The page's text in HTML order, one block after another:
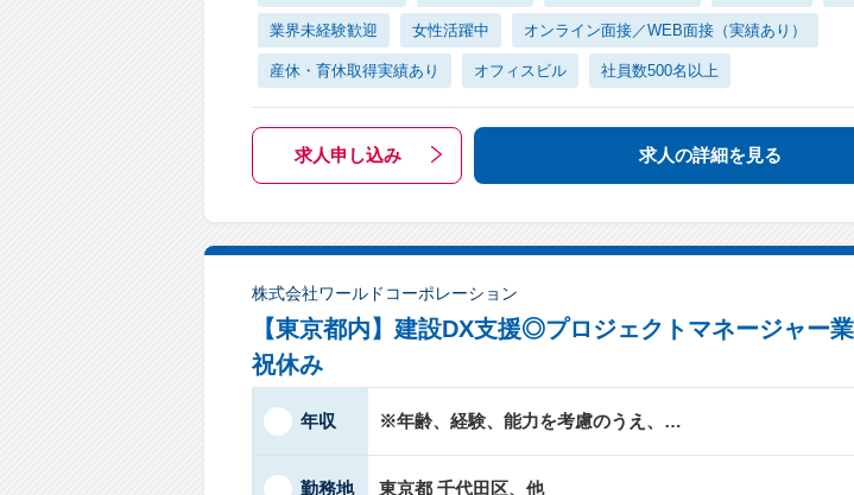
業界未経験歓迎 女性活躍中 オンライン面接／WEB面接（実績あり）
産休・育休取得実績あり オフィスビル 社員数500名以上
求人申し込み 求人の詳細を見る
株式会社ワールドコーポレーション
【東京都内】建設DX支援◎プロジェクトマネージャー
祝休み
年収 ※年齢、経験、能力を考慮のうえ、…
勤務地 東京都 千代田区、他